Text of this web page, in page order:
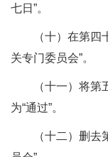
七日”。
（十）在第四十
关专门委员会”。
（十一）将第五
为“通过”。
（十二）删去第